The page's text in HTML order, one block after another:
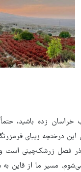
خراسان زده باشید،
درختچه زیبای
فصل زرشک‌چینی است